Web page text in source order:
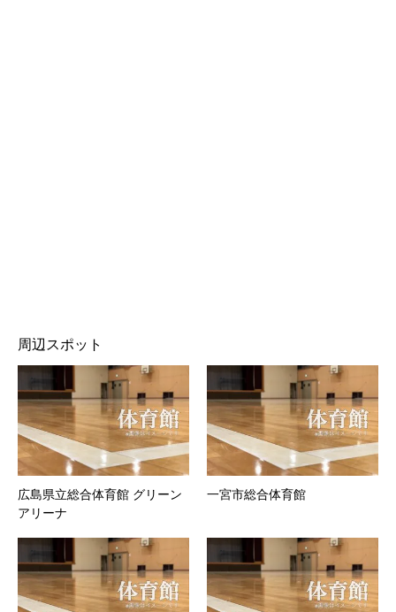
周辺スポット
広島県立総合体育館 グリーン
アリーナ
一宮市総合体育館